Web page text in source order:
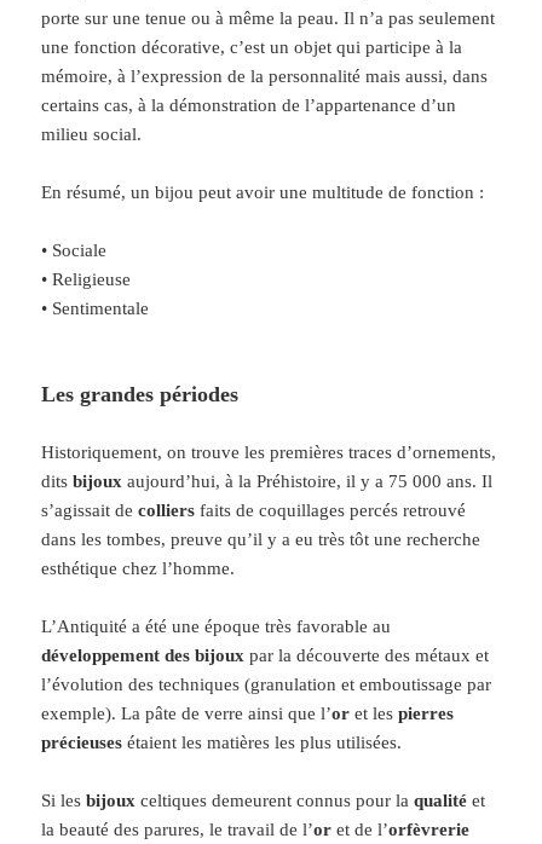
porte sur une tenue ou à même la peau. Il n’a pas seulement
une fonction décorative, c’est un objet qui participe à la
mémoire, à l’expression de la personnalité mais aussi, dans
certains cas, à la démonstration de l’appartenance d’un
milieu social.
En résumé, un bijou peut avoir une multitude de fonction :
• Sociale
• Religieuse
• Sentimentale
Les grandes périodes
Historiquement, on trouve les premières traces d’ornements,
ditsbijoux aujourd’hui, à la Préhistoire, il y a 75 000 ans. Il
s’agissait decolliers faits de coquillages percés retrouvé
dans les tombes, preuve qu’il y a eu très tôt une recherche
esthétique chez l’homme.
L’Antiquité a été une époque très favorable au
développement des bijoux par la découverte des métaux et
l’évolution des techniques (granulation et emboutissage par
exemple). La pâte de verre ainsi que l’or et lespierres
précieuses étaient les matières les plus utilisées.
Si lesbijoux celtiques demeurent connus pour laqualité et
la beauté des parures, le travail de l’or et de l’orfèvrerie